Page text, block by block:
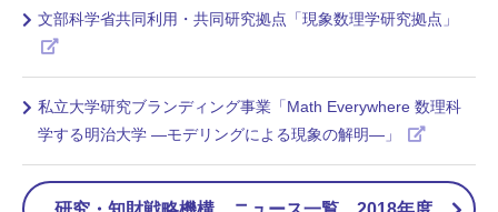
文部科学省共同利用・共同研究拠点「現象数理学研究拠点」
私立大学研究ブランディング事業「Math Everywhere 数理科
学する明治大学 —モデリングによる現象の解明—」